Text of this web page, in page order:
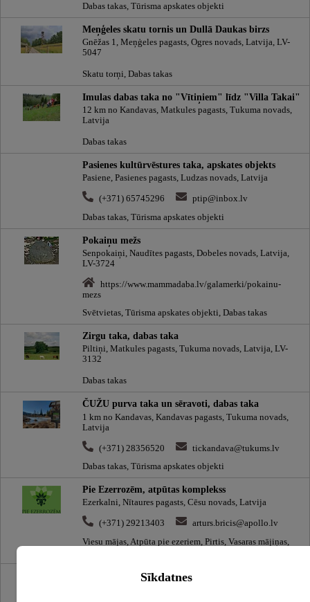
Dabas takas, Tūrisma apskates objekti
Meņģeles skatu tornis un Dullā Daukas birzs
Gnēžas 1, Meņģeles pagasts, Ogres novads, Latvija, LV-
5047
Skatu torņi, Dabas takas
Imulas dabas taka no "Vītiņiem" līdz "Villa Takai"
12 km no Kandavas, Matkules pagasts, Tukuma novads,
Latvija
Dabas takas
Pasienes kultūrvēstures taka, apskates objekts
Pasiene, Pasienes pagasts, Ludzas novads, Latvija
(+371) 65745296
ptip@inbox.lv
Dabas takas, Tūrisma apskates objekti
Pokaiņu mežs
Senpokaiņi, Naudītes pagasts, Dobeles novads, Latvija,
LV-3724
https://www.mammadaba.lv/galamerki/pokainu-
mezs
Svētvietas, Tūrisma apskates objekti, Dabas takas
Zirgu taka, dabas taka
Piltiņi, Matkules pagasts, Tukuma novads, Latvija, LV-
3132
Dabas takas
ČUŽU purva taka un sēravoti, dabas taka
1 km no Kandavas, Kandavas pagasts, Tukuma novads,
Latvija
(+371) 28356520
tickandava@tukums.lv
Dabas takas, Tūrisma apskates objekti
Pie Ezerrozēm, atpūtas komplekss
Ezerkalni, Nītaures pagasts, Cēsu novads, Latvija
(+371) 29213403
arturs.bricis@apollo.lv
Viesu mājas, Atpūta pie ezeriem, Pirtis, Vasaras mājiņas,
Vējrozes, ZS, lauku māja
Sīkdatnes